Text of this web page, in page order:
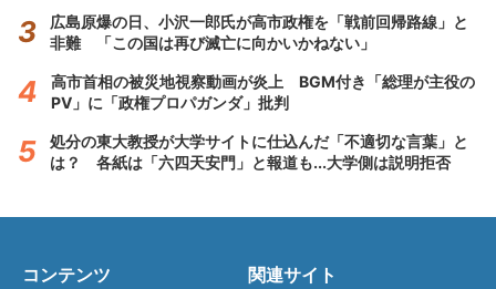
広島原爆の日、小沢一郎氏が高市政権を「戦前回帰路線」と
非難 「この国は再び滅亡に向かいかねない」
高市首相の被災地視察動画が炎上 BGM付き「総理が主役の
PV」に「政権プロパガンダ」批判
処分の東大教授が大学サイトに仕込んだ「不適切な言葉」と
は？ 各紙は「六四天安門」と報道も...大学側は説明拒否
コンテンツ 関連サイト